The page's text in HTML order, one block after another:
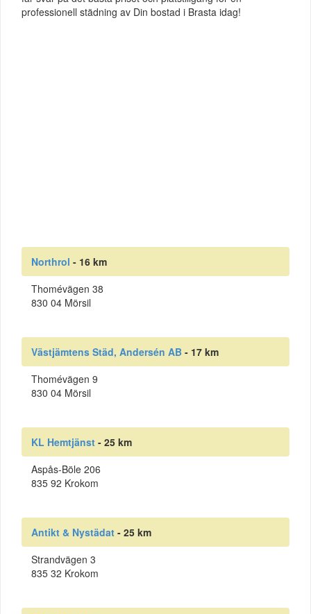
professionell städning av Din bostad i Brasta idag!
Northrol - 16 km
Thomévägen 38
830 04 Mörsil
Västjämtens Städ, Andersén AB - 17 km
Thomévägen 9
830 04 Mörsil
KL Hemtjänst - 25 km
Aspås-Böle 206
835 92 Krokom
Antikt & Nystädat - 25 km
Strandvägen 3
835 32 Krokom